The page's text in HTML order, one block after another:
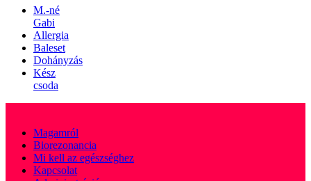
M.-né
Gabi
Allergia
Baleset
Dohányzás
Kész
csoda
Magamról
Biorezonancia
Mi kell az egészséghez
Kapcsolat